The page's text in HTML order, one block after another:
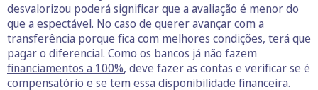
desvalorizou poderá significar que a avaliação é menor do
que a espectável. No caso de querer avançar com a
transferência porque fica com melhores condições, terá que
pagar o diferencial. Como os bancos já não fazem
financiamentos a 100%, deve fazer as contas e verificar se é
compensatório e se tem essa disponibilidade financeira.